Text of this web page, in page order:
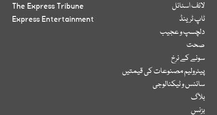
لائف اسٹائل
ٹاپ ٹرینڈ
دلچسپ و عجیب
صحت
سونے کے نرخ
پیٹرولیم مصنوعات کی قیمتیں
سائنس و ٹیکنالوجی
بلاگ
بزنس
The Express Tribune
Express Entertainment